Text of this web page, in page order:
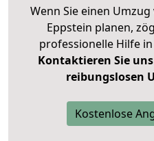
Wenn Sie einen
Eppstein planen,
professionelle Hilfe
Kontaktieren Sie
reibungslosen
Kostenlose